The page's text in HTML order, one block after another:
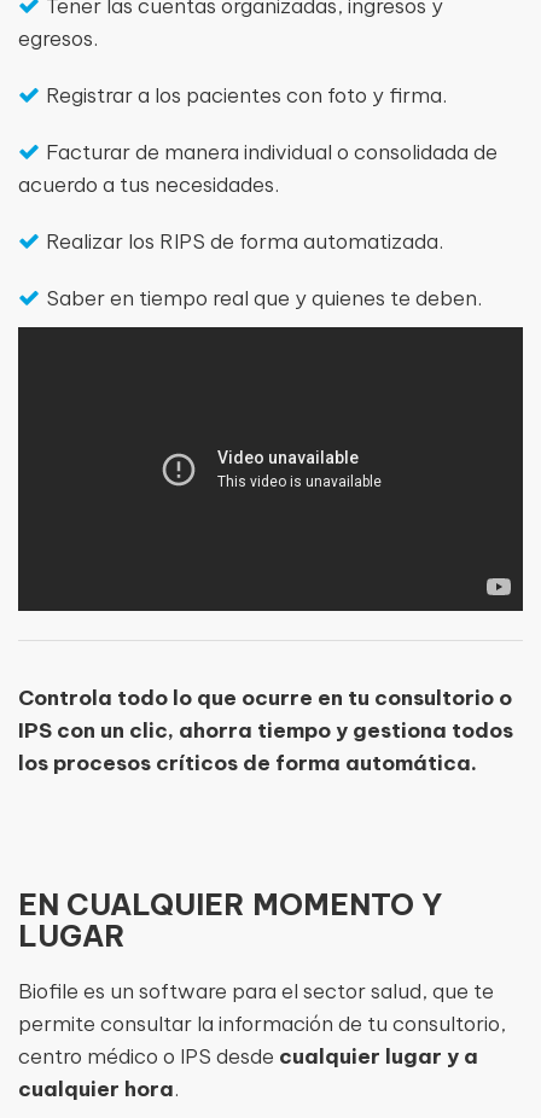
Tener las cuentas organizadas, ingresos y
egresos.
Registrar a los pacientes con foto y firma.
Facturar de manera individual o consolidada de
acuerdo a tus necesidades.
Realizar los RIPS de forma automatizada.
Saber en tiempo real que y quienes te deben.
Controla todo lo que ocurre en tu consultorio o
IPS con un clic, ahorra tiempo y gestiona todos
los procesos críticos de forma automática.
EN CUALQUIER MOMENTO Y
LUGAR
Biofile es un software para el sector salud, que te
permite consultar la información de tu consultorio,
centro médico o IPS desde cualquier lugar y a
cualquier hora.